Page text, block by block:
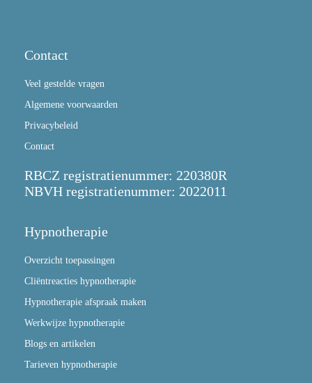
Contact
Veel gestelde vragen
Algemene voorwaarden
Privacybeleid
Contact
RBCZ registratienummer: 220380R
NBVH registratienummer: 2022011
Hypnotherapie
Overzicht toepassingen
Cliëntreacties hypnotherapie
Hypnotherapie afspraak maken
Werkwijze hypnotherapie
Blogs en artikelen
Tarieven hypnotherapie